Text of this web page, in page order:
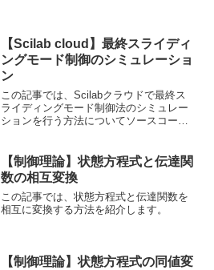
【Scilab cloud】最終スライディ
ングモード制御のシミュレーショ
ン
この記事では、Scilabクラウドで最終ス
ライディングモード制御法のシミュレー
ションを行う方法についてソースコード
【制御理論】状態方程式と伝達関
数の相互変換
この記事では、状態方程式と伝達関数を
相互に変換する方法を紹介します。
【制御理論】状態方程式の同値変